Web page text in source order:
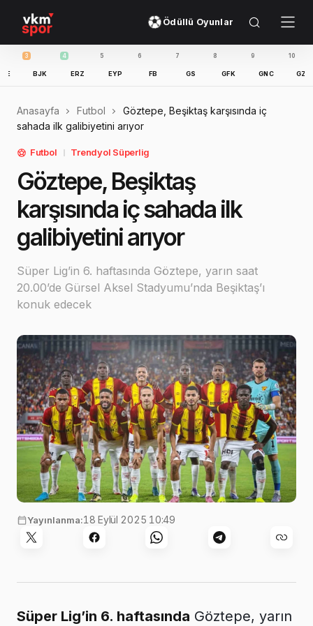
Ödüllü Oyunlar
BJK ERZ EYP FB GFK GNC GZT
Anasayfa Futbol
Göztepe, Beşiktaş karşısında iç
sahada ilk galibiyetini arıyor
Futbol Trendyol Süperlig
Göztepe, Beşiktaş
karşısında iç sahada ilk
galibiyetini arıyor
Süper Lig’in 6. haftasında Göztepe, yarın saat
20.00’de Gürsel Aksel Stadyumu’nda Beşiktaş’ı
konuk edecek
Yayınlanma:18 Eylül 2025 10:49
Süper Lig’in 6. haftasında Göztepe, yarın